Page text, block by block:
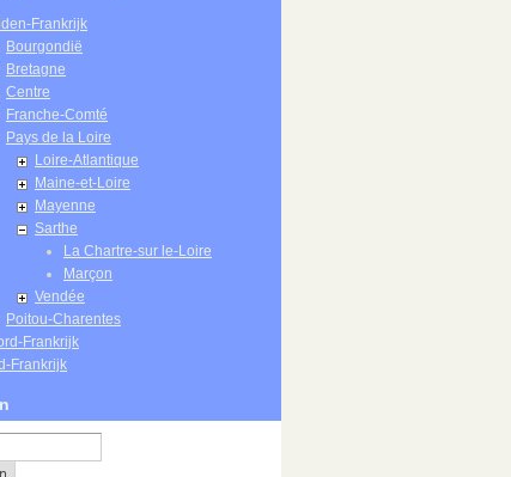
Frankrijk
Bourgondië
Bretagne
Centre
Franche-Comté
Pays de la Loire
Loire-Atlantique
Maine-et-Loire
Mayenne
Sarthe
La Chartre-sur le-Loire
Marçon
Vendée
Poitou-Charentes
Frankrijk
Frankrijk